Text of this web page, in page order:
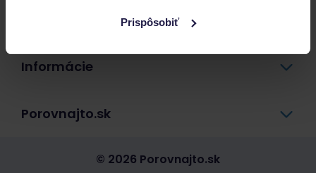
Prispôsobiť
Informácie
Porovnajto.sk
© 2026 Porovnajto.sk